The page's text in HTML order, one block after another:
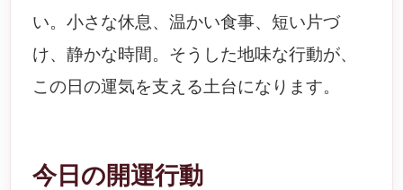
い。小さな休息、温かい食事、短い片づ
け、静かな時間。そうした地味な行動が、
この日の運気を支える土台になります。
今日の開運行動